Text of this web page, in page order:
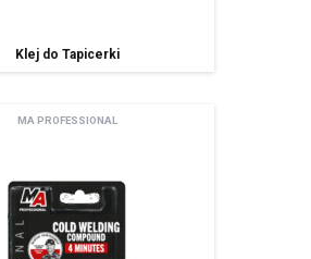
Klej do Tapicerki
MA PROFESSIONAL